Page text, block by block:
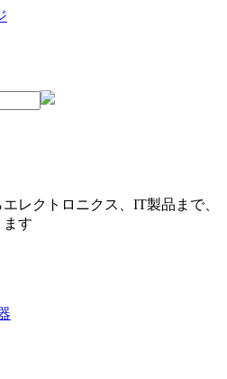
レクトロニクス、IT製品まで、
す